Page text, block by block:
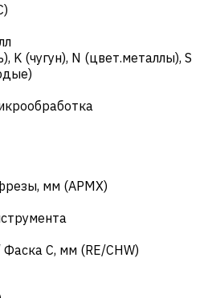
, K (чугун), N (цвет.металлы), S
мм (APMX)
C, мм (RE/CHW)